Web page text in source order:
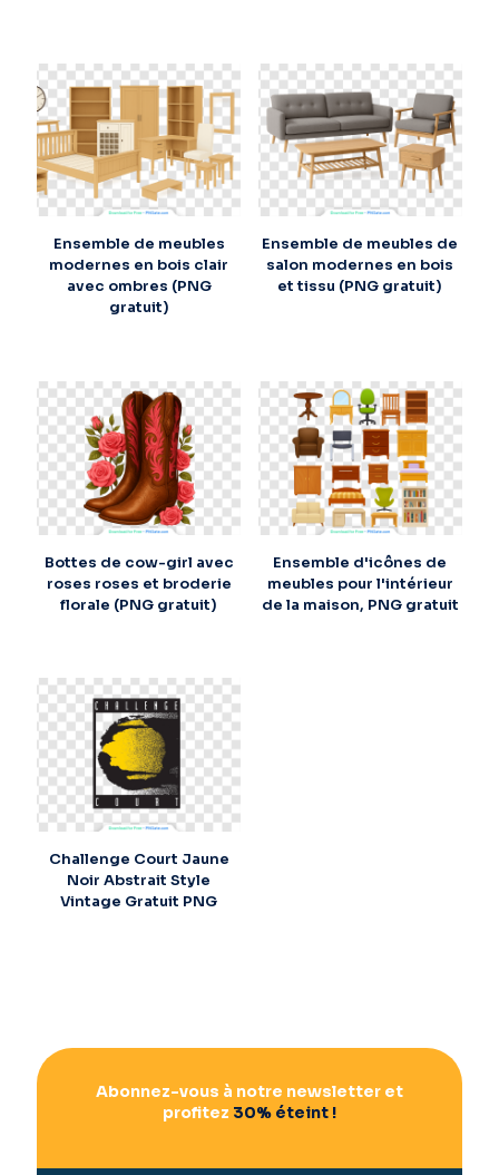
Ensemble de meubles
modernes en bois clair
avec ombres (PNG
gratuit)
Ensemble de meubles de
salon modernes en bois
et tissu (PNG gratuit)
Bottes de cow-girl avec
roses roses et broderie
florale (PNG gratuit)
Ensemble d'icônes de
meubles pour l'intérieur
de la maison, PNG gratuit
Challenge Court Jaune
Noir Abstrait Style
Vintage Gratuit PNG
Abonnez-vous à notre newsletter et
profitez 30% éteint !